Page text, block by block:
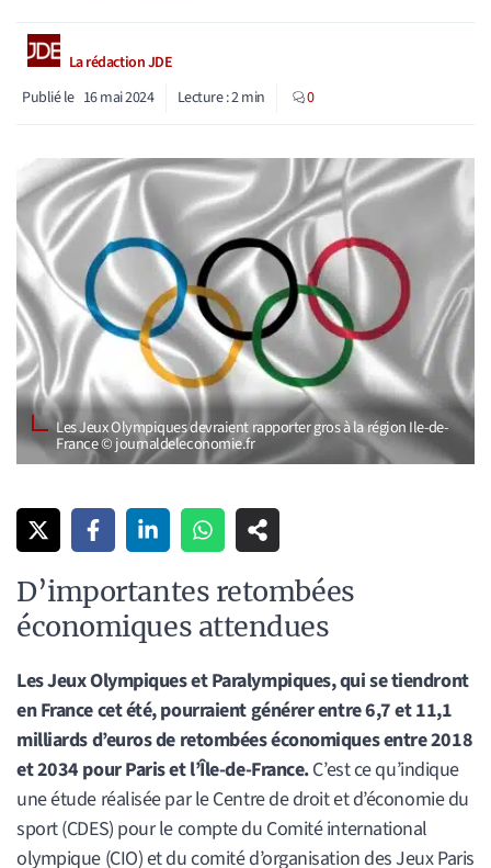
La rédaction JDE
Publié le 16 mai 2024 Lecture :2min 0
Les Jeux Olympiques devraient rapporter gros à la région Ile-de-
France © journaldeleconomie.fr
D’importantes retombées
économiques attendues
Les Jeux Olympiques et Paralympiques, qui se tiendront
en France cet été, pourraient générer entre 6,7 et 11,1
milliards d’euros de retombées économiques entre 2018
et 2034 pour Paris et l’Île-de-France.C’est ce qu’indique
une étude réalisée par le Centre de droit et d’économie du
sport (CDES) pour le compte du Comité international
olympique (CIO) et du comité d’organisation des Jeux Paris